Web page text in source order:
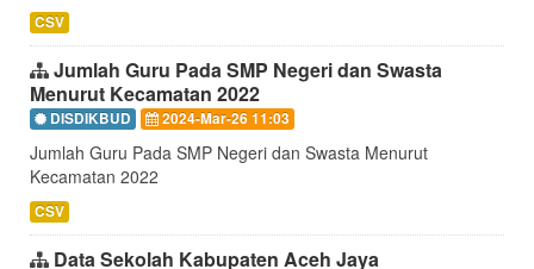
CSV
Jumlah Guru Pada SMP Negeri dan Swasta
Menurut Kecamatan 2022
DISDIKBUD 2024-Mar-26 11:03
Jumlah Guru Pada SMP Negeri dan Swasta Menurut
Kecamatan 2022
CSV
Data Sekolah Kabupaten Aceh Jaya